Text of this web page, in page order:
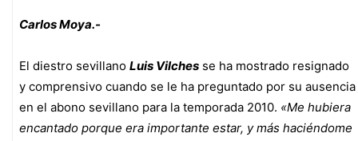
Carlos Moya.-
El diestro sevillano Luis Vilches se ha mostrado resignado
y comprensivo cuando se le ha preguntado por su ausencia
en el abono sevillano para la temporada 2010. «Me hubiera
encantado porque era importante estar, y más haciéndome